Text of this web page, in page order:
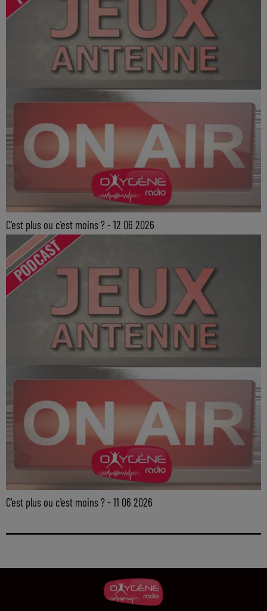
C'est plus ou c'est moins ? - 12 06 2026
C'est plus ou c'est moins ? - 11 06 2026